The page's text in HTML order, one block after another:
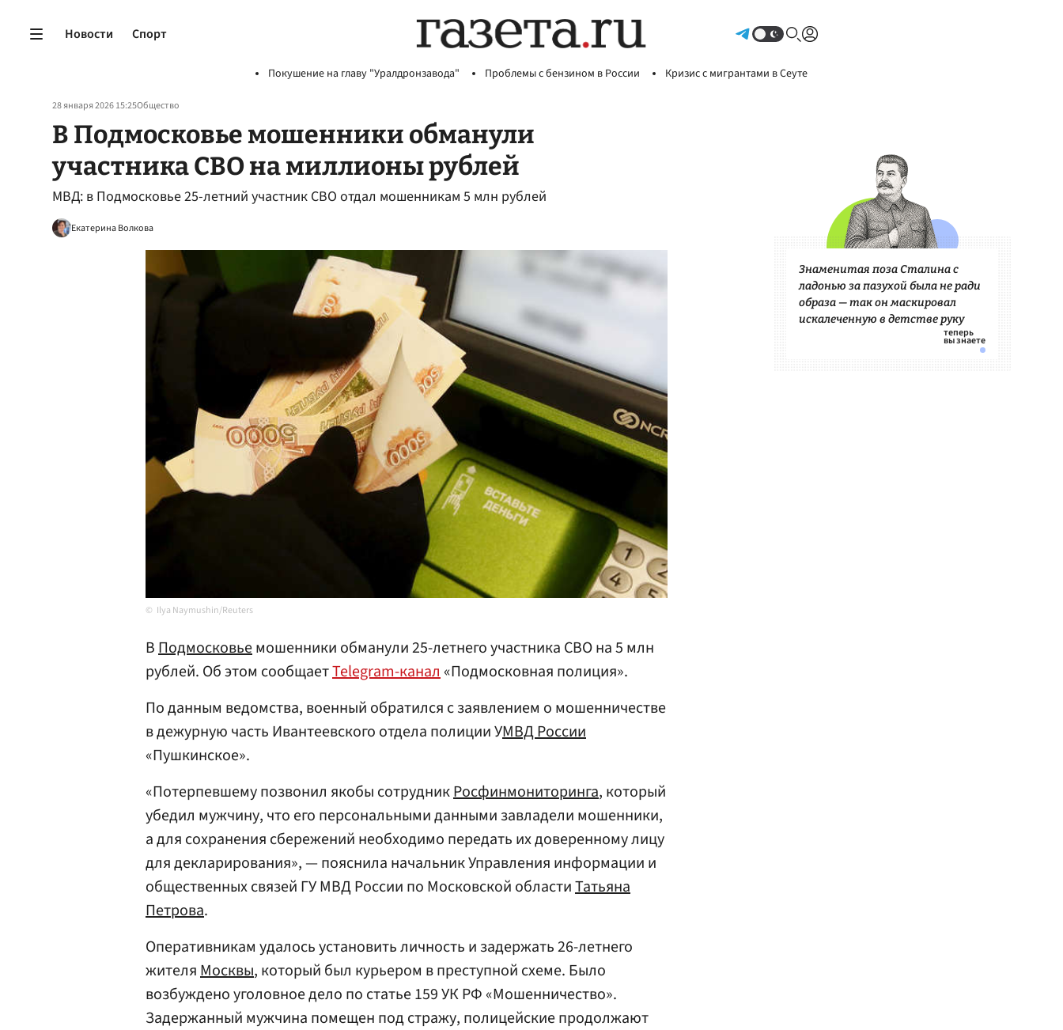
Новости Спорт
Покушение на главу "Уралдронзавода" Проблемы с бензином в России Кризис с мигрантами в Сеуте
28 января 2026 15:25Общество
В Подмосковье мошенники обманули
участника СВО на миллионы рублей
МВД: в Подмосковье 25-летний участник СВО отдал мошенникам 5 млн рублей
Екатерина Волкова
Ilya Naymushin/Reuters
ВПодмосковьемошенники обманули 25-летнего участника СВО на 5 млн
рублей. Об этом сообщаетTelegram-канал«Подмосковная полиция».
По данным ведомства, военный обратился с заявлением о мошенничестве
в дежурную часть Ивантеевского отдела полиции УМВД России
«Пушкинское».
«Потерпевшему позвонил якобы сотрудникРосфинмониторинга, который
убедил мужчину, что его персональными данными завладели мошенники,
а для сохранения сбережений необходимо передать их доверенному лицу
для декларирования», — пояснила начальник Управления информации и
общественных связей ГУ МВД России по Московской областиТатьяна
Петрова.
Оперативникам удалось установить личность и задержать 26-летнего
жителяМосквы, который был курьером в преступной схеме. Было
возбуждено уголовное дело по статье 159 УК РФ «Мошенничество».
Задержанный мужчина помещен под стражу, полицейские продолжают
Знаменитая поза Сталина с
ладонью за пазухой была не ради
образа — так он маскировал
искалеченную в детстве руку